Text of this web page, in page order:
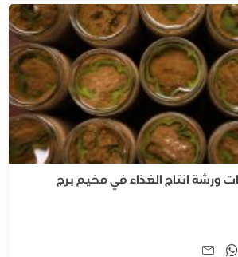
ورشة انتاج الغذاء في مخيم برج